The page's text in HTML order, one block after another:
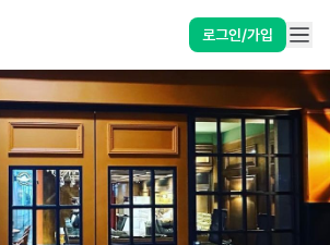
로그인/가입